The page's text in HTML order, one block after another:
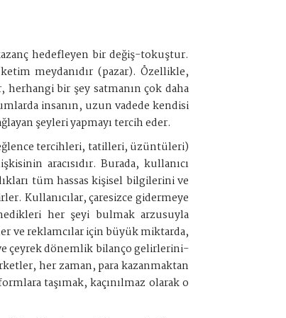
hedefleyen bir değiş-tokuştur.
meydanıdır (pazar). Özellikle,
bir şey satmanın çok daha
insanın, uzun vadede kendisi
şeyleri yapmayı tercih eder.
eğlence tercihleri, tatilleri, üzüntüleri)
aracısıdır. Burada, kullanıcı
tüm hassas kişisel bilgilerini ve
Kullanıcılar, çaresizce gidermeye
her şeyi bulmak arzusuyla
ve reklamcılar için büyük miktarda,
çeyrek dönemlik bilanço gelirlerini-
her zaman, para kazanmaktan
taşımak, kaçınılmaz olarak o